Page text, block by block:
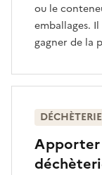
ou le
emballages.
gagner de la
Apporter
DÉCHÈTERIE